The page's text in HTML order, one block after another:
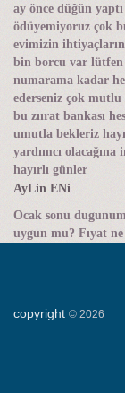
ay önce düğün
ödüyemiyoruz çok
evimizin
bin borcu var lütfen
numarama kadar
ederseniz çok mutlu
bu zıırat bankası
umutla bekleriz
yardımcı
hayırlı günler
AyLin ENi
Ocak sonu
uygun mu? Fıyat
copyright © 2026